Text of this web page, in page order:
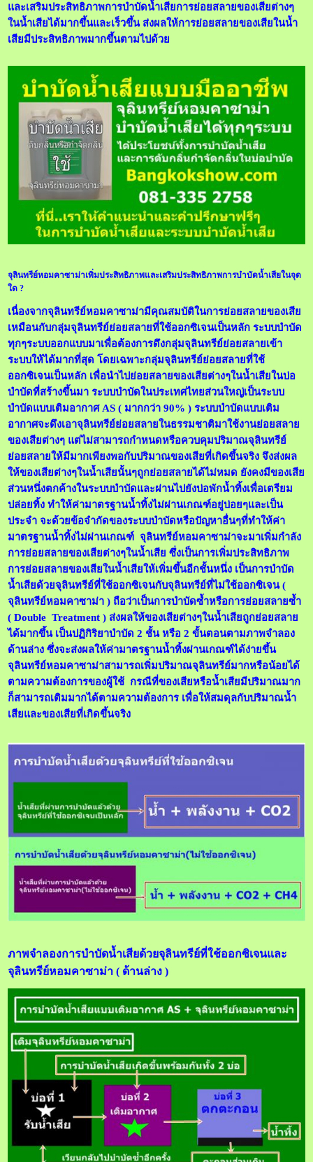
และเสริมประสิทธิภาพการบำบัดน้ำเสียการย่อยสลายของเสียต่างๆ
ในน้ำเสียได้มากขึ้นและเร็วขึ้น ส่งผลให้การย่อยสลายของเสียในน้ำ
เสียมีประสิทธิภาพมากขึ้นตามไปด้วย
จุลินทรีย์หอมคาซาม่าเพิ่มประสิทธิภาพและเสริมประสิทธิภาพการบำบัดน้ำเสียในจุด
ใด ?
เนื่องจากจุลินทรีย์หอมคาซาม่ามีคุณสมบัติในการย่อยสลายของเสีย
เหมือนกับกลุ่มจุลินทรีย์ย่อยสลายที่ใช้ออกซิเจนเป็นหลัก ระบบบำบัด
ทุกๆระบบออกแบบมาเพื่อต้องการดึงกลุ่มจุลินทรีย์ย่อยสลายเข้า
ระบบให้ได้มากที่สุด โดยเฉพาะกลุ่มจุลินทรีย์ย่อยสลายที่ใช้
ออกซิเจนเป็นหลัก เพื่อนำไปย่อยสลายของเสียต่างๆในน้ำเสียในบ่อ
บำบัดที่สร้างขึ้นมา ระบบบำบัดในประเทศไทยส่วนใหญ่เป็นระบบ
บำบัดแบบเติมอากาศ AS ( มากกว่า 90% ) ระบบบำบัดแบบเติม
อากาศจะดึงเอาจุลินทรีย์ย่อยสลายในธรรมชาติมาใช้งานย่อยสลาย
ของเสียต่างๆ แต่ไม่สามารถกำหนดหรือควบคุมปริมาณจุลินทรีย์
ย่อยสลายให้มีมากเพียงพอกับปริมาณของเสียที่เกิดขึ้นจริง จึงส่งผล
ให้ของเสียต่างๆในน้ำเสียนั้นๆถูกย่อยสลายได้ไม่หมด ยังคงมีของเสีย
ส่วนหนึ่งตกค้างในระบบบำบัดและผ่านไปยังบ่อพักน้ำทิ้งเพื่อเตรียม
ปล่อยทิ้ง ทำให้ค่ามาตรฐานน้ำทิ้งไม่ผ่านเกณฑ์อยู่บ่อยๆและเป็น
ประจำ จะด้วยข้อจำกัดของระบบบำบัดหรือปัญหาอื่นๆที่ทำให้ค่า
มาตรฐานน้ำทิ้งไม่ผ่านเกณฑ์ จุลินทรีย์หอมคาซาม่าจะมาเพิ่มกำลัง
การย่อยสลายของเสียต่างๆในน้ำเสีย ซึ่งเป็นการเพิ่มประสิทธิภาพ
การย่อยสลายของเสียในน้ำเสียให้เพิ่มขึ้นอีกชั้นหนึ่ง เป็นการบำบัด
น้ำเสียด้วยจุลินทรีย์ที่ใช้ออกซิเจนกับจุลินทรีย์ที่ไม่ใช้ออกซิเจน (
จุลินทรีย์หอมคาซาม่า ) ถือว่าเป็นการบำบัดซ้ำหรือการย่อยสลายซ้ำ
( Double Treatment ) ส่งผลให้ของเสียต่างๆในน้ำเสียถูกย่อยสลาย
ได้มากขึ้น เป็นปฏิกิริยาบำบัด 2 ชั้น หรือ 2 ขั้นตอนตามภาพจำลอง
ด้านล่าง ซึ่งจะส่งผลให้ค่ามาตรฐานน้ำทิ้งผ่านเกณฑ์ได้ง่ายขึ้น
จุลินทรีย์หอมคาซาม่าสามารถเพิ่มปริมาณจุลินทรีย์มากหรือน้อยได้
ตามความต้องการของผู้ใช้ กรณีที่ของเสียหรือน้ำเสียมีปริมาณมาก
ก็สามารถเติมมากได้ตามความต้องการ เพื่อให้สมดุลกับปริมาณน้ำ
เสียและของเสียที่เกิดขึ้นจริง
ภาพจำลองการบำบัดน้ำเสียด้วยจุลินทรีย์ที่ใช้ออกซิเจนและ
จุลินทรีย์หอมคาซาม่า ( ด้านล่าง )